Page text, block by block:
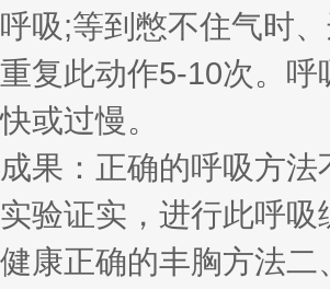
呼吸;等到憋不住气时
重复此动作5-10次。
快或过慢。
成果：正确的呼吸方
实验证实，进行此呼
健康正确的丰胸方法二